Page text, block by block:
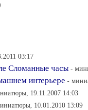
03:17
Сломанные часы -
интерьере -
19.11.2007 14:03
10.01.2010 13:09